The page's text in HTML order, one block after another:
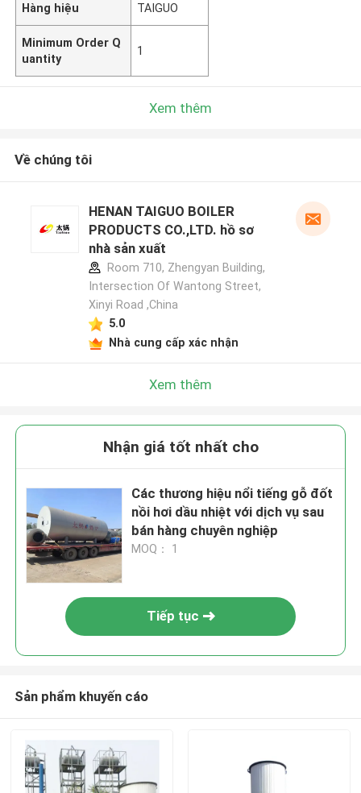
Hàng hiệu TAIGUO
Minimum Order Q
uantity
1
Xem thêm
Về chúng tôi
HENAN TAIGUO BOILER
PRODUCTS CO.,LTD. hồ sơ
nhà sản xuất
Room 710, Zhengyan Building,
Intersection Of Wantong Street,
Xinyi Road ,China
5.0
Nhà cung cấp xác nhận
Xem thêm
Nhận giá tốt nhất cho
Các thương hiệu nổi tiếng gỗ đốt
nồi hơi dầu nhiệt với dịch vụ sau
bán hàng chuyên nghiệp
MOQ： 1
Tiếp tục
Sản phẩm khuyến cáo